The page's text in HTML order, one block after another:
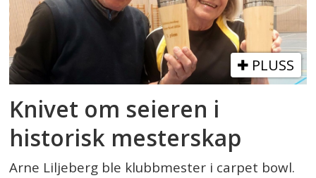
PLUSS
Knivet om seieren i
historisk mesterskap
Arne Liljeberg ble klubbmester i carpet bowl.